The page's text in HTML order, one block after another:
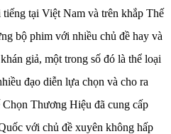
tại Việt Nam và trên khắp Thế
bộ phim với nhiều chủ đề hay và
giả, một trong số đó là thể loại
đạo diễn lựa chọn và cho ra
Thương Hiệu đã cung cấp
với chủ đề xuyên không hấp